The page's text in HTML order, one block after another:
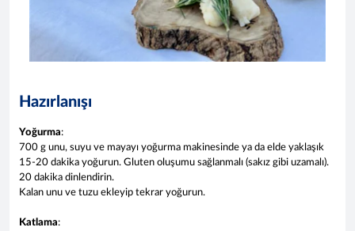
Hazırlanışı
Yoğurma:
700 g unu, suyu ve mayayı yoğurma makinesinde ya da elde yaklaşık
15-20 dakika yoğurun. Gluten oluşumu sağlanmalı (sakız gibi uzamalı).
20 dakika dinlendirin.
Kalan unu ve tuzu ekleyip tekrar yoğurun.
Katlama: